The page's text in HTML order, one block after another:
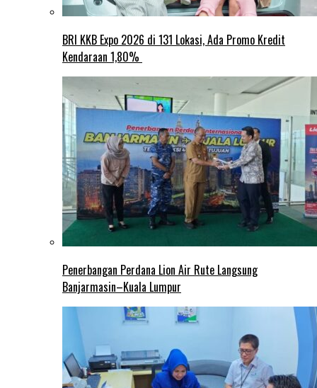
BRI KKB Expo 2026 di 131 Lokasi, Ada Promo Kredit
Kendaraan 1,80%
Penerbangan Perdana Lion Air Rute Langsung
Banjarmasin–Kuala Lumpur